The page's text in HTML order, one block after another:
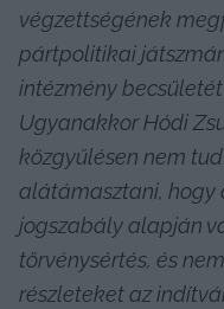
végzettségének
pártpolitikai
intézmény
Ugyanakkor Hódi
közgyűlésen nem
alátámasztani,
jogszabály alapján
törvénysértés, és
részleteket az